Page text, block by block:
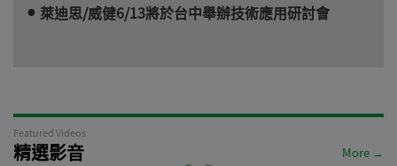
萊迪思/威健6/13將於台中舉辦技術應用研討會
Featured Videos
精選影音 More →